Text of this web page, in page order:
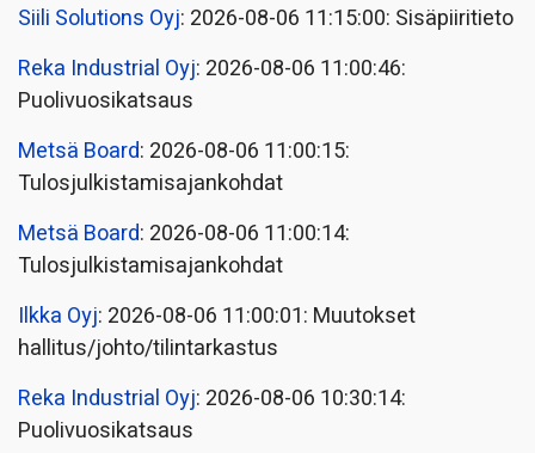
Siili Solutions Oyj: 2026-08-06 11:15:00: Sisäpiiritieto
Reka Industrial Oyj: 2026-08-06 11:00:46:
Puolivuosikatsaus
Metsä Board: 2026-08-06 11:00:15:
Tulosjulkistamisajankohdat
Metsä Board: 2026-08-06 11:00:14:
Tulosjulkistamisajankohdat
Ilkka Oyj: 2026-08-06 11:00:01: Muutokset
hallitus/johto/tilintarkastus
Reka Industrial Oyj: 2026-08-06 10:30:14:
Puolivuosikatsaus